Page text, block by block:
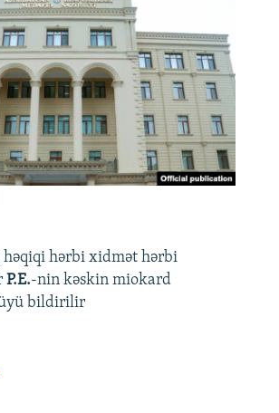
həqiqi hərbi xidmət hərbi
P.E.-nin kəskin miokard
bildirilir